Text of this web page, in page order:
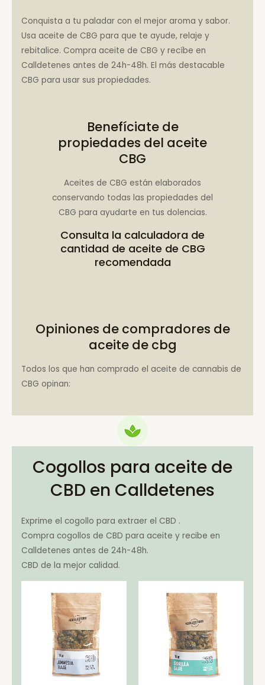
Conquista a tu paladar con el mejor aroma y sabor.
Usa aceite de CBG para que te ayude, relaje y
rebitalice. Compra aceite de CBG y recíbe en
Calldetenes antes de 24h-48h. El más destacable
CBG para usar sus propiedades.
Benefíciate de
propiedades del aceite
CBG
Aceites de CBG están elaborados
conservando todas las propiedades del
CBG para ayudarte en tus dolencias.
Consulta la calculadora de
cantidad de aceite de CBG
recomendada
Opiniones de compradores de
aceite de cbg
Todos los que han comprado el aceite de cannabis de
CBG opinan:
Cogollos para aceite de
CBD en Calldetenes
Exprime el cogollo para extraer el CBD .
Compra cogollos de CBD para aceite y recibe en
Calldetenes antes de 24h-48h.
CBD de la mejor calidad.